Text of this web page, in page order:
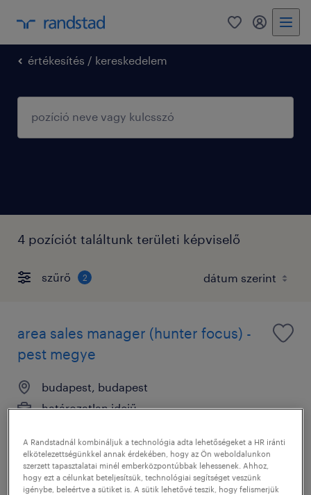
0 fiókom
értékesítés / kereskedelem
4 pozíciót találtunk területi képviselő
szűrő 2
area sales manager (hunter focus) -
pest megye
budapest, budapest
határozatlan idejű
megjelenítve ekkor: 4 augusztus 2026
A Randstadnál kombináljuk a technológia adta lehetőségeket a HR iránti
elkötelezettségünkkel annak érdekében, hogy az Ön weboldalunkon
szerzett tapasztalatai minél emberközpontúbbak lehessenek. Ahhoz,
hogy ezt a célunkat beteljesítsük, technológiai segítséget veszünk
igénybe, beleértve a sütiket is. A sütik lehetővé teszik, hogy felismerjük